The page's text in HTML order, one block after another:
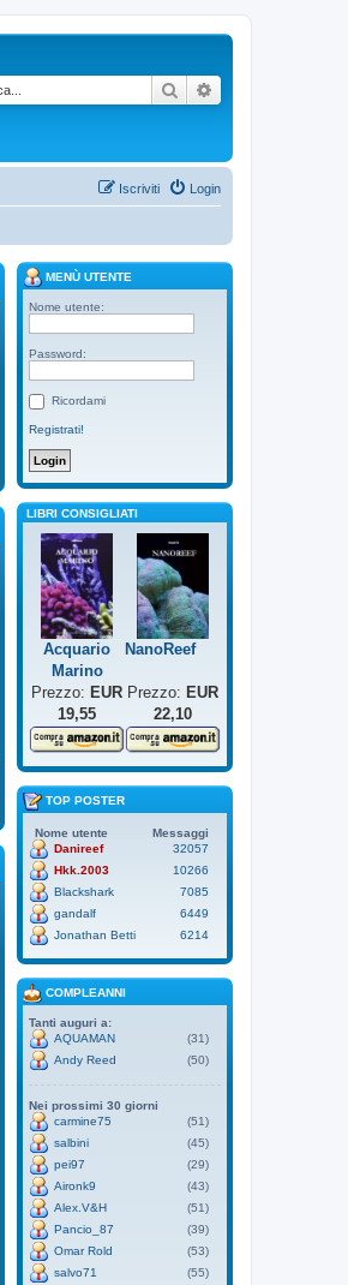
Cerca
Login
Iscriviti
MENÙ UTENTE
Nome utente:
Password:
Ricordami
Registrati!
LIBRI CONSIGLIATI
Acquario
Marino
NanoReef
Prezzo: EUR
19,55
Prezzo: EUR
22,10
TOP POSTER
Nome utente
Messaggi
Danireef
32057
Hkk.2003
10266
Blackshark
7085
gandalf
6449
Jonathan Betti
6214
COMPLEANNI
Tanti auguri a:
AQUAMAN
(31)
Andy Reed
(50)
Nei prossimi 30 giorni
carmine75
(51)
salbini
(45)
pei97
(29)
Aironk9
(43)
Alex.V&H
(51)
Pancio_87
(39)
Omar Rold
(53)
salvo71
(55)